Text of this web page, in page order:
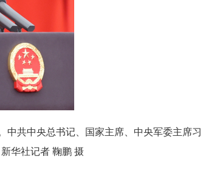
中共中央总书记、国家主席、中央军委主席习
华社记者 鞠鹏 摄